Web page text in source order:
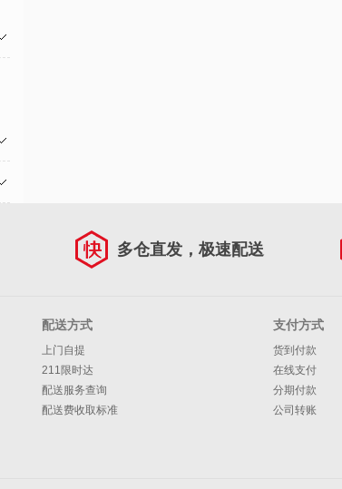
多仓直发，极速配送
配送方式
上门自提
211限时达
配送服务查询
配送费收取标准
支付方式
货到付款
在线支付
分期付款
公司转账